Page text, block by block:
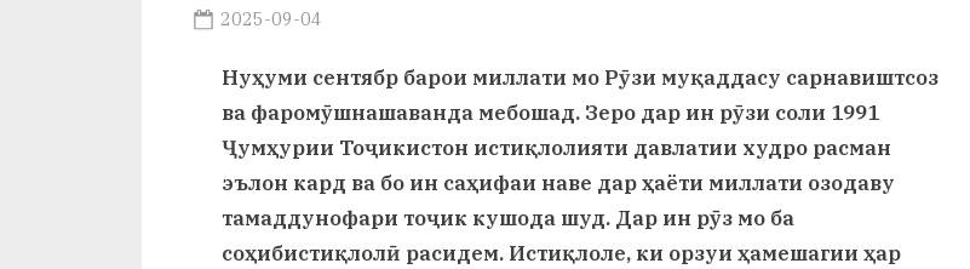
Х
у
с
р
а
Posted
2025-09-04
Нуҳуми сентябр барои миллати мо Рӯзи муқаддасу сарнавиштсоз
ва фаромӯшнашаванда мебошад. Зеро дар ин рӯзи соли 1991
Ҷумҳурии Тоҷикистон истиқлолияти давлатии худро расман
эълон кард ва бо ин саҳифаи наве дар ҳаёти миллати озодаву
тамаддунофари тоҷик кушода шуд. Дар ин рӯз мо ба
соҳибистиқлолӣ расидем. Истиқлоле, ки орзуи ҳамешагии ҳар